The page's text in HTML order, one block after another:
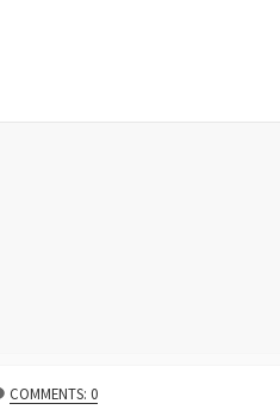
COMMENTS: 0